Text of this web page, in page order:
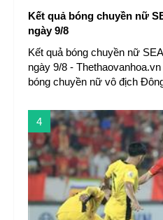
Kết quả bóng chuyền nữ
ngày 9/8
Kết quả bóng chuyền nữ
ngày 9/8 -
bóng chuyền nữ vô địch
4